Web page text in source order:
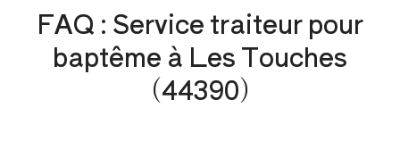
FAQ : Service traiteur pour
baptême à Les Touches
(44390)